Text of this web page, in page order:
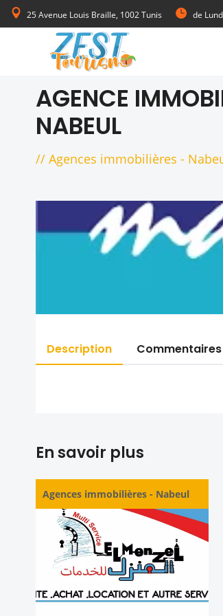
25 Avenue Louis Braille, 1002 Tunis de
AGENCE
NABEUL
// Agences immobilières -
Description Commentaires
En savoir plus
Agences immobilières - Nabeul